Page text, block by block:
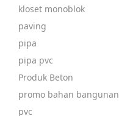
kloset monoblok
paving
pipa
pipa pvc
Produk Beton
promo bahan bangunan
pvc